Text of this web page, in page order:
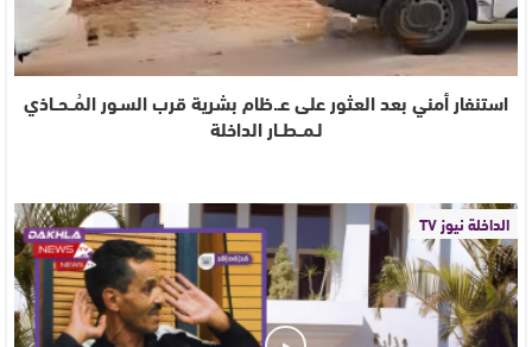
استنفار أمني بعد العثور على عـ.ظام بشرية قرب السـور المُــحــاذي
لـمــطــار الداخلة
الداخلة نيوز TV